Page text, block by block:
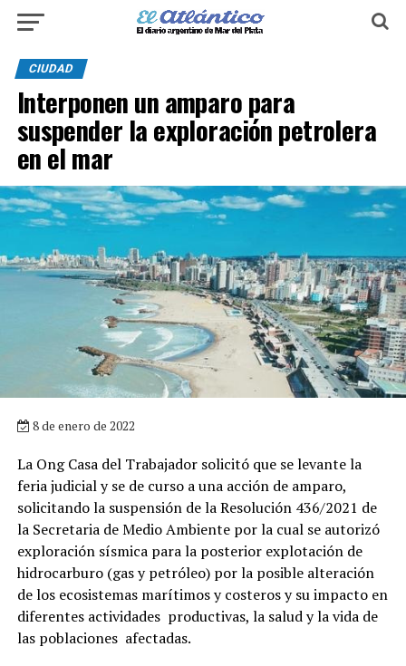
CIUDAD
Interponen un amparo para
suspender la exploración petrolera
en el mar
8 de enero de 2022
La Ong Casa del Trabajador solicitó que se levante la
feria judicial y se de curso a una acción de amparo,
solicitando la suspensión de la Resolución 436/2021 de
la Secretaria de Medio Ambiente por la cual se autorizó
exploración sísmica para la posterior explotación de
hidrocarburo (gas y petróleo) por la posible alteración
de los ecosistemas marítimos y costeros y su impacto en
diferentes actividades productivas, la salud y la vida de
las poblaciones afectadas.